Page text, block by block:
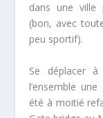
dans une ville
(bon, avec
peu sportif).
Se déplacer à
l’ensemble
été à moitié